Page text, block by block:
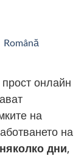
Română
онлайн
на
на
дни,